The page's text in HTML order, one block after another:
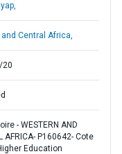
Central Africa,
20
- WESTERN AND
AFRICA- P160642- Cote
Education